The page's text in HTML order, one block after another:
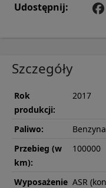
Udostępnij:
Szczegóły
Rok
produkcji:
2017
Paliwo:
Benzyna
Przebieg (w
km):
100000
Wyposażenie ASR